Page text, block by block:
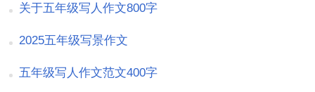
关于五年级写人作文800字
2025五年级写景作文
五年级写人作文范文400字